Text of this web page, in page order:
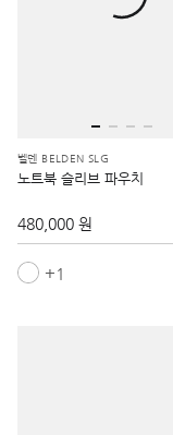
벨덴 BELDEN SLG
노트북 슬리브 파우치
480,000 원
1